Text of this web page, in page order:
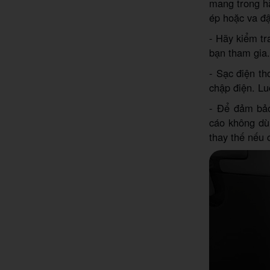
ép hoặc va
- Hãy kiểm
bạn tham gia.
- Sạc điện
chập điện.
- Để đảm
cáo không
thay thế nếu